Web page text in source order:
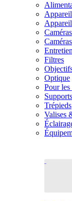
Filtres
Optique
Pour les
Trépieds
Valises